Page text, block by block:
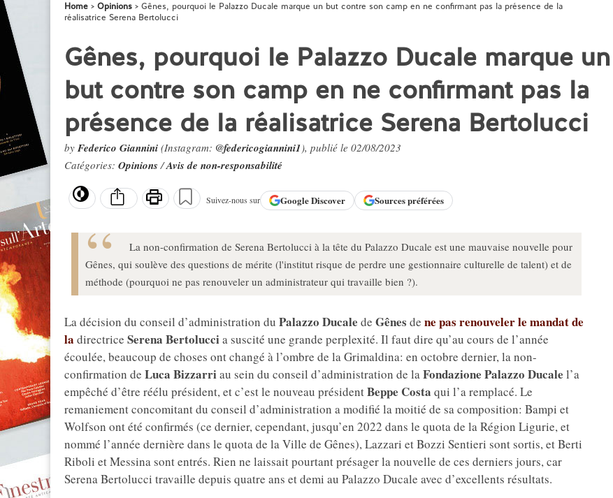
Home Opinions
Gênes, pourquoi le Palazzo Ducale marque un but contre son camp en ne confirmant pas la présence de la
réalisatrice Serena Bertolucci
Gênes, pourquoi le Palazzo Ducale marque un
but contre son camp en ne confirmant pas la
présence de la réalisatrice Serena Bertolucci
by Federico Giannini (Instagram: @federicogiannini1), publié le 02/08/2023
Catégories: Opinions/Avis de non-responsabilité
Suivez-nous sur GoogleDiscover Sources préférées
La non-confirmation de Serena Bertolucci à la tête du Palazzo Ducale est une mauvaise nouvelle pour
Gênes, qui soulève des questions de mérite (l'institut risque de perdre une gestionnaire culturelle de talent) et de
méthode (pourquoi ne pas renouveler un administrateur qui travaille bien ?).
La décision du conseil d’administration du Palazzo Ducale de Gênes de ne pas renouveler le mandat de
la directrice Serena Bertoluccia suscité une grande perplexité. Il faut dire qu’au cours de l’année
écoulée, beaucoup de choses ont changé à l’ombre de la Grimaldina: en octobre dernier, la non-
confirmation de Luca Bizzarriau sein du conseil d’administration de laFondazione Palazzo Ducale l’a
empêché d’être réélu président, et c’est le nouveau présidentBeppe Costa qui l’a remplacé. Le
remaniement concomitant du conseil d’administration a modifié la moitié de sa composition: Bampi et
Wolfson ont été confirmés (ce dernier, cependant, jusqu’en 2022 dans le quota de la Région Ligurie, et
nommé l’année dernière dans le quota de la Ville de Gênes), Lazzari et Bozzi Sentieri sont sortis, et Berti
Riboli et Messina sont entrés. Rien ne laissait pourtant présager la nouvelle de ces derniers jours, car
Serena Bertolucci travaille depuis quatre ans et demi au Palazzo Ducale avec d’excellents résultats.